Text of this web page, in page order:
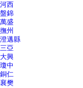
河西
盤錦
萬盛
撫州
澄邁縣
三亞
大興
瓊中
銅仁
襄樊